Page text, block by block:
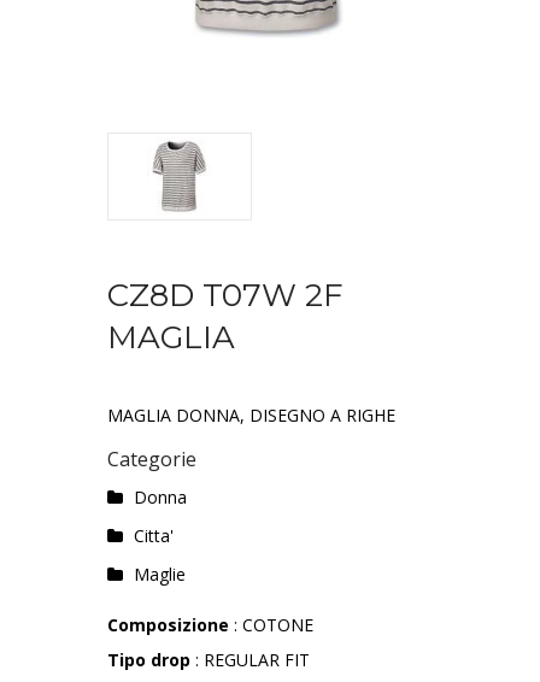
CZ8D T07W 2F
MAGLIA
MAGLIA DONNA, DISEGNO A RIGHE
Categorie
Donna
Citta'
Maglie
Composizione : COTONE
Tipo drop : REGULAR FIT